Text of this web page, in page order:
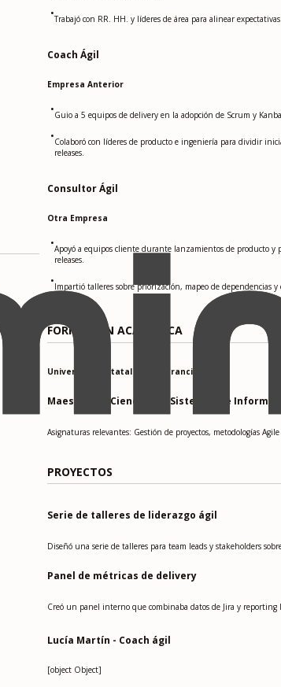
•Trabajó con RR. HH. y líderes de área para alinear
Coach Ágil
Empresa Anterior
•Guio a 5 equipos de delivery en la adopción de Scrum y
•Colaboró con líderes de producto e ingeniería para dividir
releases.
Consultor Ágil
Otra Empresa
•Apoyó a equipos cliente durante lanzamientos de producto y
releases.
•Impartió talleres sobre priorización, mapeo de dependencias
FORMACIÓN ACADÉMICA
Universidad Estatal de San Francisco
Maestría en Ciencias de Sistemas de
Asignaturas relevantes: Gestión de proyectos, metodologías
PROYECTOS
Serie de talleres de liderazgo ágil
Diseñó una serie de talleres para team leads y stakeholders
Panel de métricas de delivery
Creó un panel interno que combinaba datos de Jira y
Lucía Martín - Coach ágil
[object Object]